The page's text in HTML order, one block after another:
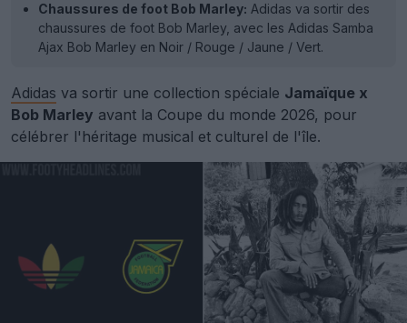
Chaussures de foot Bob Marley: Adidas va sortir des
chaussures de foot Bob Marley, avec les Adidas Samba
Ajax Bob Marley en Noir / Rouge / Jaune / Vert.
Adidas va sortir une collection spéciale Jamaïque x
Bob Marley avant la Coupe du monde 2026, pour
célébrer l'héritage musical et culturel de l'île.